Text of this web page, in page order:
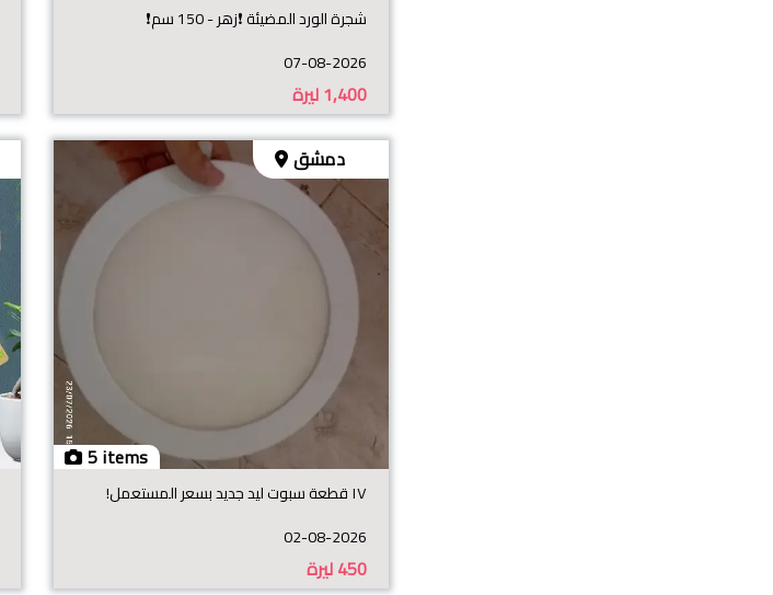
شجرة الورد المضيئة ❗️زهر - 150 سم❗️
07-08-2026
ليرة1,400
5 items
دمشق
١٧ قطعة سبوت ليد جديد بسعر المستعمل!
02-08-2026
ليرة450